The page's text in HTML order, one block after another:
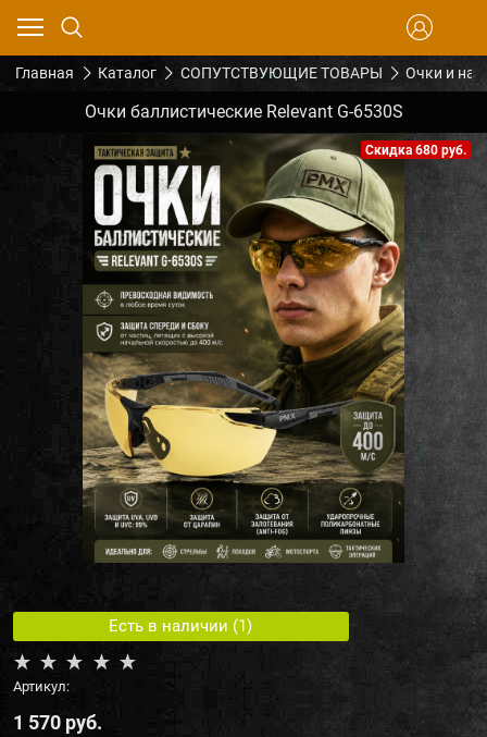
Главная Каталог СОПУТСТВУЮЩИЕ ТОВАРЫ Очки и
Очки баллистические Relevant G-6530S
Скидка 680 руб.
Есть в наличии (1)
Артикул:
1 570 руб.